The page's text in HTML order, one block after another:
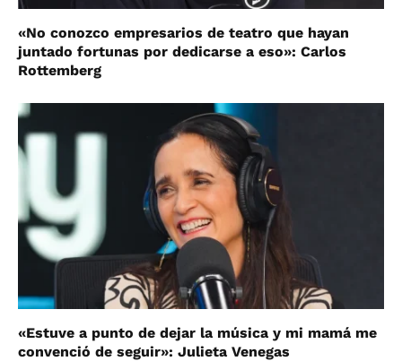
«No conozco empresarios de teatro que hayan
juntado fortunas por dedicarse a eso»: Carlos
Rottemberg
«Estuve a punto de dejar la música y mi mamá me
convenció de seguir»: Julieta Venegas